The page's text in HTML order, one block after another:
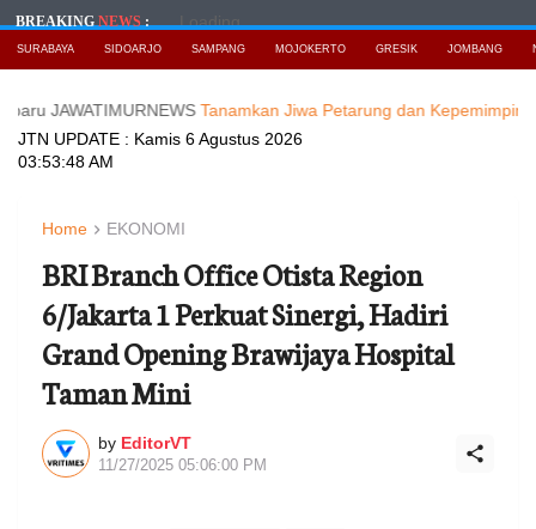
BREAKINGNEWS: Loading...
SURABAYA SIDOARJO SAMPANG MOJOKERTO GRESIK JOMBANG
Tanamkan Jiwa Petarung dan Kepemimpinan,
JTN UPDATE : Kamis 6 Agustus 2026
03:53:50 AM
Home EKONOMI
BRI Branch Office Otista Region
6/Jakarta 1 Perkuat Sinergi, Hadiri
Grand Opening Brawijaya Hospital
Taman Mini
by EditorVT
11/27/2025 05:06:00 PM